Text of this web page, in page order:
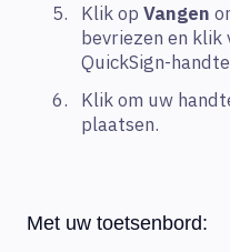
Klik op Vangen
bevriezen en klik
QuickSign-
Klik om uw
plaatsen.
Met uw toetsenbord: